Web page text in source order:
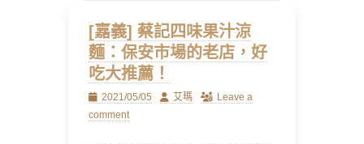
[嘉義] 蔡記四味果汁涼
麵：保安市場的老店，好
吃大推薦！
Posted
on
2021/05/05 Author
艾瑪
Leave a
comment